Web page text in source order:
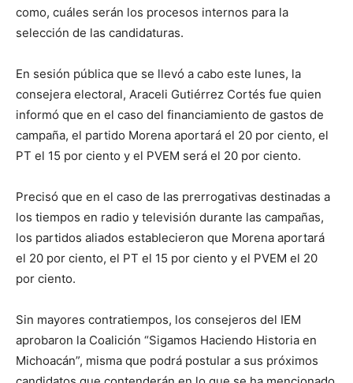
como, cuáles serán los procesos internos para la
selección de las candidaturas.
En sesión pública que se llevó a cabo este lunes, la
consejera electoral, Araceli Gutiérrez Cortés fue quien
informó que en el caso del financiamiento de gastos de
campaña, el partido Morena aportará el 20 por ciento, el
PT el 15 por ciento y el PVEM será el 20 por ciento.
Precisó que en el caso de las prerrogativas destinadas a
los tiempos en radio y televisión durante las campañas,
los partidos aliados establecieron que Morena aportará
el 20 por ciento, el PT el 15 por ciento y el PVEM el 20
por ciento.
Sin mayores contratiempos, los consejeros del IEM
aprobaron la Coalición “Sigamos Haciendo Historia en
Michoacán”, misma que podrá postular a sus próximos